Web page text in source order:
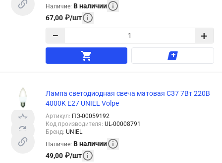
Наличие: В наличии
67,00 ₽/шт
− +
Лампа светодиодная свеча матовая C37 7Вт 220В
4000K E27 UNIEL Volpe
Артикул: ПЭ-00059192
Код производителя: UL-00008791
Бренд: UNIEL
Наличие: В наличии
49,00 ₽/шт